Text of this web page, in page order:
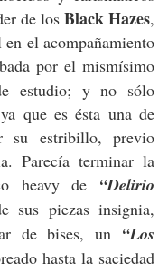
de los Black Hazes,
el acompañamiento
por el mismísimo
estudio; y no sólo
que es ésta una de
su estribillo, previo
Parecía terminar la
heavy de “Delirio
sus piezas insignia,
de bises, un “Los
hasta la saciedad